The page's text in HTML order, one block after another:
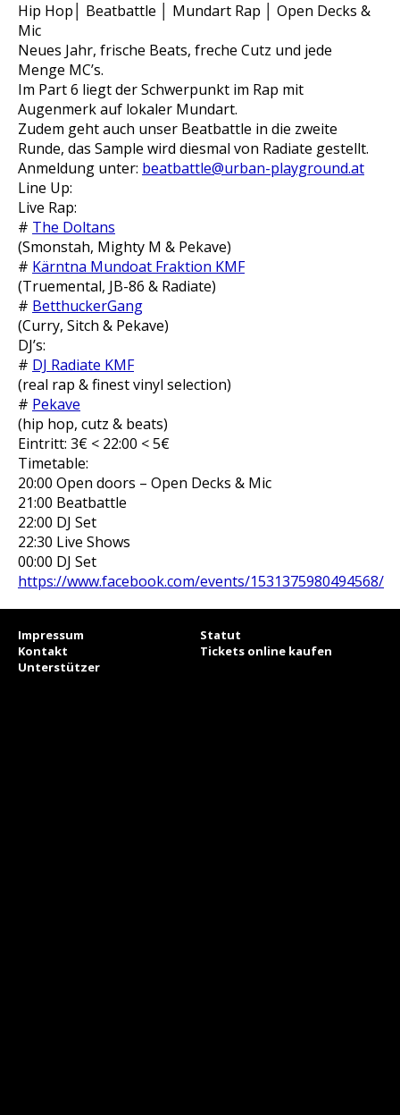
Hip Hop│ Beatbattle │ Mundart Rap │ Open Decks &
Mic
Neues Jahr, frische Beats, freche Cutz und jede
Menge MC’s.
Im Part 6 liegt der Schwerpunkt im Rap mit
Augenmerk auf lokaler Mundart.
Zudem geht auch unser Beatbattle in die zweite
Runde, das Sample wird diesmal von Radiate gestellt.
Anmeldung unter: beatbattle@urban-playground.at
Line Up:
Live Rap:
# The Doltans
(Smonstah, Mighty M & Pekave)
# Kärntna Mundoat Fraktion KMF
(Truemental, JB-86 & Radiate)
# BetthuckerGang
(Curry, Sitch & Pekave)
DJ’s:
# DJ Radiate KMF
(real rap & finest vinyl selection)
# Pekave
(hip hop, cutz & beats)
Eintritt: 3€ < 22:00 < 5€
Timetable:
20:00 Open doors – Open Decks & Mic
21:00 Beatbattle
22:00 DJ Set
22:30 Live Shows
00:00 DJ Set
https://www.facebook.com/events/1531375980494568/
Impressum
Statut
Kontakt
Tickets online kaufen
Unterstützer